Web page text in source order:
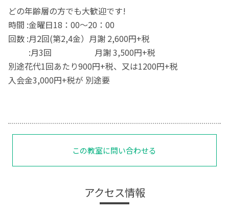
どの年齢層の方でも大歓迎です!
時間 :金曜日18：00～20：00
回数 :月2回(第2,4金）月謝 2,600円+税
:月3回 月謝 3,500円+税
別途花代1回あたり900円+税、又は1200円+税
入会金3,000円+税が 別途要
この教室に問い合わせる
アクセス情報